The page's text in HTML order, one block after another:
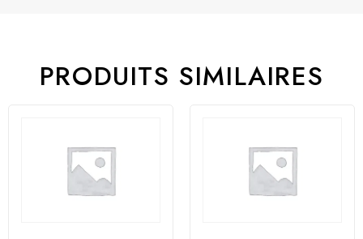
PRODUITS SIMILAIRES